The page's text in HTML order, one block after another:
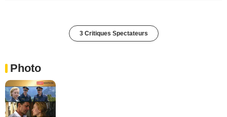
3 Critiques Spectateurs
Photo